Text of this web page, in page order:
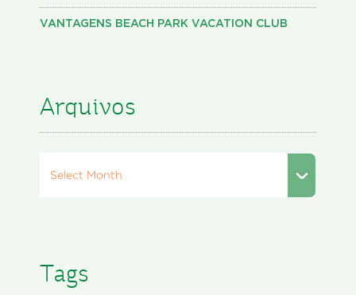
VANTAGENS BEACH PARK VACATION CLUB
Arquivos
Select Month
Tags